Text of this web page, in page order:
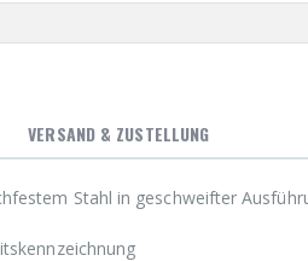
VERSAND & ZUSTELLUNG
Stahl in geschweifter